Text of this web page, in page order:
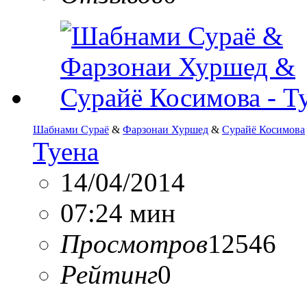
Шабнами Сураё & Фарзонаи Хуршед & Сурайё Косимова
Туена
14/04/2014
07:24 мин
Просмотров12546
Рейтинг0